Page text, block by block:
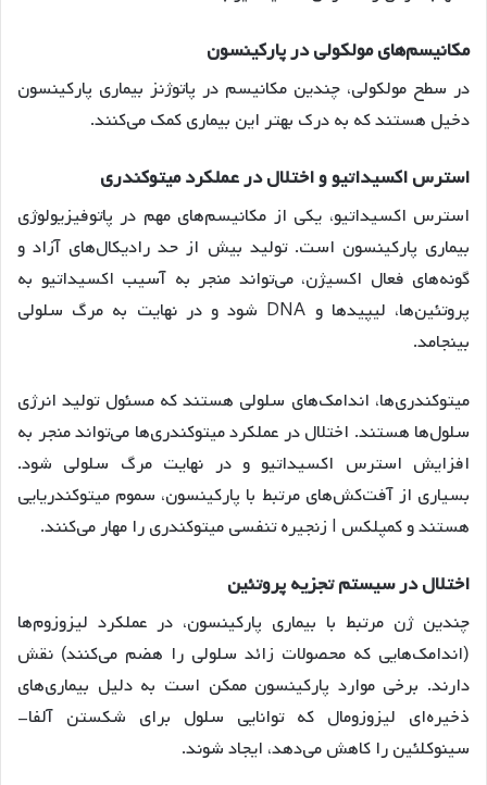
مکانیسم‌های مولکولی در پارکینسون
در سطح مولکولی، چندین مکانیسم در پاتوژنز بیماری پارکینسون
دخیل هستند که به درک بهتر این بیماری کمک می‌کنند.
استرس اکسیداتیو و اختلال در عملکرد میتوکندری
استرس اکسیداتیو، یکی از مکانیسم‌های مهم در پاتوفیزیولوژی
بیماری پارکینسون است. تولید بیش از حد رادیکال‌های آزاد و
گونه‌های فعال اکسیژن، می‌تواند منجر به آسیب اکسیداتیو به
پروتئین‌ها، لیپیدها و DNA شود و در نهایت به مرگ سلولی
بینجامد.
میتوکندری‌ها، اندامک‌های سلولی هستند که مسئول تولید انرژی
سلول‌ها هستند. اختلال در عملکرد میتوکندری‌ها می‌تواند منجر به
افزایش استرس اکسیداتیو و در نهایت مرگ سلولی شود.
بسیاری از آفت‌کش‌های مرتبط با پارکینسون، سموم میتوکندریایی
هستند و کمپلکس I زنجیره تنفسی میتوکندری را مهار می‌کنند.
اختلال در سیستم تجزیه پروتئین
چندین ژن مرتبط با بیماری پارکینسون، در عملکرد لیزوزوم‌ها
(اندامک‌هایی که محصولات زائد سلولی را هضم می‌کنند) نقش
دارند. برخی موارد پارکینسون ممکن است به دلیل بیماری‌های
ذخیره‌ای لیزوزومال که توانایی سلول برای شکستن آلفا-
سینوکلئین را کاهش می‌دهد، ایجاد شوند.